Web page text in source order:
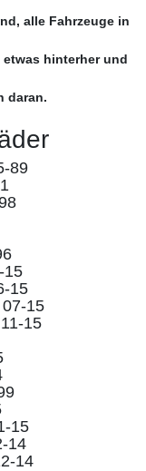
alle Fahrzeuge in
hinterher und
daran.
89
15
15
15
15
15
14
14